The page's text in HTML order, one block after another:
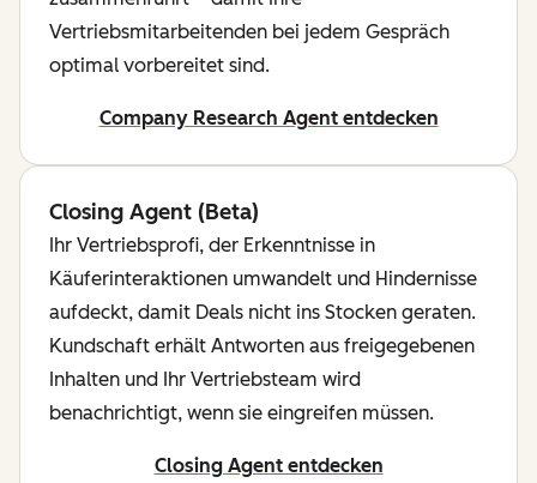
Vertriebsmitarbeitenden bei jedem Gespräch
optimal vorbereitet sind.
Company Research Agent entdecken
Closing Agent (Beta)
Ihr Vertriebsprofi, der Erkenntnisse in
Käuferinteraktionen umwandelt und Hindernisse
aufdeckt, damit Deals nicht ins Stocken geraten.
Kundschaft erhält Antworten aus freigegebenen
Inhalten und Ihr Vertriebsteam wird
benachrichtigt, wenn sie eingreifen müssen.
Closing Agent entdecken